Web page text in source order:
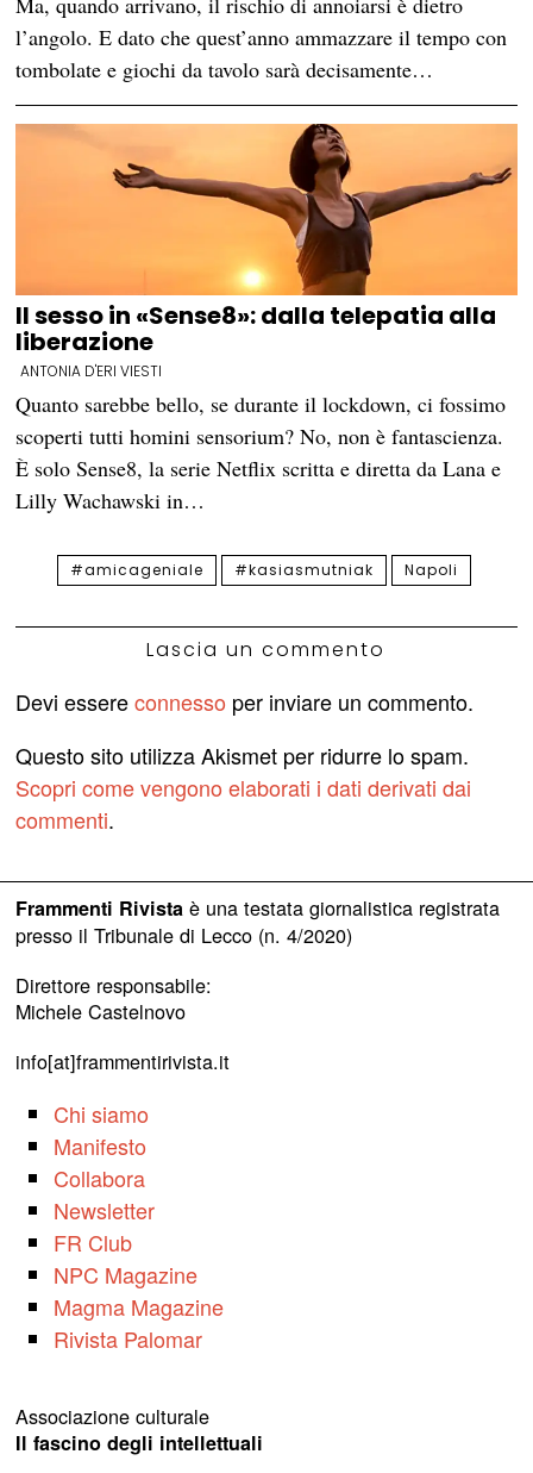
l’angolo. E dato che quest’anno ammazzare il tempo con
tombolate e giochi da tavolo sarà decisamente…
Il sesso in «Sense8»: dalla telepatia alla
liberazione
ANTONIA D'ERI VIESTI
Quanto sarebbe bello, se durante il lockdown, ci fossimo
scoperti tutti homini sensorium? No, non è fantascienza.
È solo Sense8, la serie Netflix scritta e diretta da Lana e
Lilly Wachawski in…
#amicageniale #kasiasmutniak Napoli
Lascia un commento
Devi essereconnesso per inviare un commento.
Questo sito utilizza Akismet per ridurre lo spam.
Scopri come vengono elaborati i dati derivati dai
commenti.
Frammenti Rivistaè una testata giornalistica registrata
presso il Tribunale di Lecco (n. 4/2020)
Direttore responsabile:
Michele Castelnovo
info[at]frammentirivista.it
Chi siamo
Manifesto
Collabora
Newsletter
FR Club
NPC Magazine
Magma Magazine
Rivista Palomar
Associazione culturale
Il fascino degli intellettuali